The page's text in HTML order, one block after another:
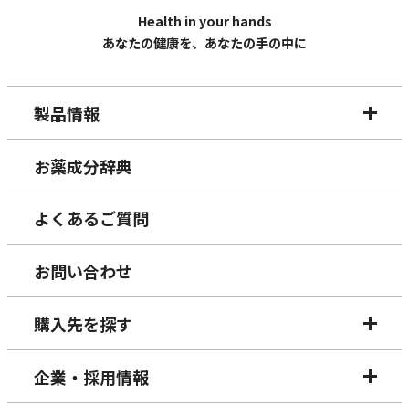
Health in your hands
あなたの健康を、あなたの手の中に
製品情報
お薬成分辞典
よくあるご質問
お問い合わせ
購入先を探す
企業・採用情報